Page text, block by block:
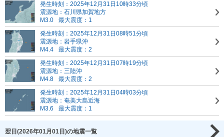
発生時刻：2025年12月31日10時33分頃
震源地：石川県加賀地方
M3.0
最大震度：1
発生時刻：2025年12月31日08時51分頃
震源地：岩手県沖
M4.4
最大震度：2
発生時刻：2025年12月31日07時19分頃
震源地：三陸沖
M4.8
最大震度：2
発生時刻：2025年12月31日04時03分頃
震源地：奄美大島近海
M3.6
最大震度：1
翌日(2026年01月01日)の地震一覧